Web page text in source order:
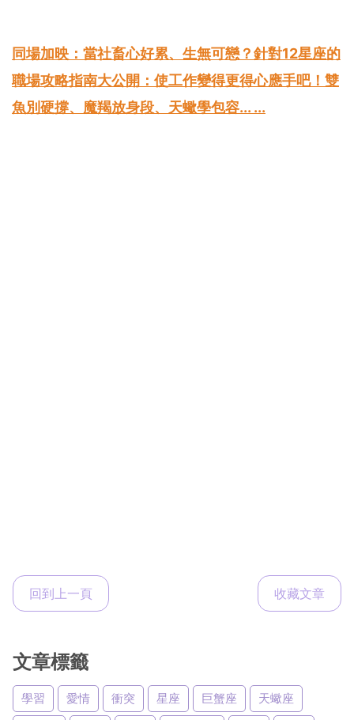
同場加映：當社畜心好累、生無可戀？針對12星座的
職場攻略指南大公開：使工作變得更得心應手吧！雙
魚別硬撐、魔羯放身段、天蠍學包容... ...
回到上一頁 收藏文章
文章標籤
學習 愛情 衝突 星座 巨蟹座
天蠍座